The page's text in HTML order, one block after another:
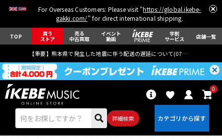
For Overseas Customers: Please visit "https://global.ikebe-
gakki.com/" for direct international shipping.
TOP 買う
ストア
売る
中古買取
イベント
動画
学割
サービス 店舗一覧
【重要】熊本県で発生した地震に伴う配送の遅延について(07月29日
詳細検索
0